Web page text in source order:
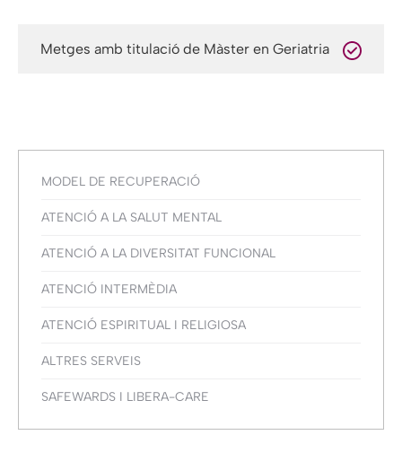
Metges amb titulació de Màster en Geriatria
MODEL DE RECUPERACIÓ
ATENCIÓ A LA SALUT MENTAL
ATENCIÓ A LA DIVERSITAT FUNCIONAL
ATENCIÓ INTERMÈDIA
ATENCIÓ ESPIRITUAL I RELIGIOSA
ALTRES SERVEIS
SAFEWARDS I LIBERA-CARE